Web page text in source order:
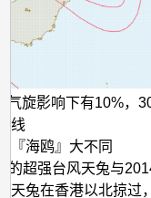
旋影响下有10%，
线
『海鸥』大不同
的超强台风天兔与
天兔在香港以北掠过